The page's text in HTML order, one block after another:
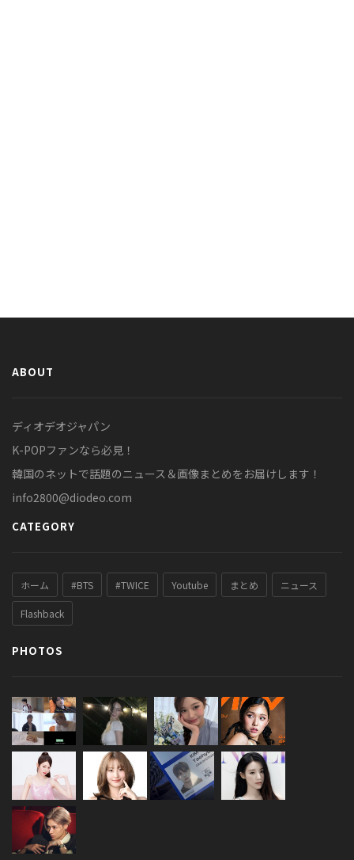
ABOUT
ディオデオジャパン
K-POPファンなら必見！
韓国のネットで話題のニュース＆画像まとめをお届けします！
info2800@diodeo.com
CATEGORY
ホーム #BTS #TWICE Youtube まとめ ニュース
Flashback
PHOTOS